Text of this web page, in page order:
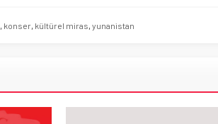
konser kültürel miras yunanistan